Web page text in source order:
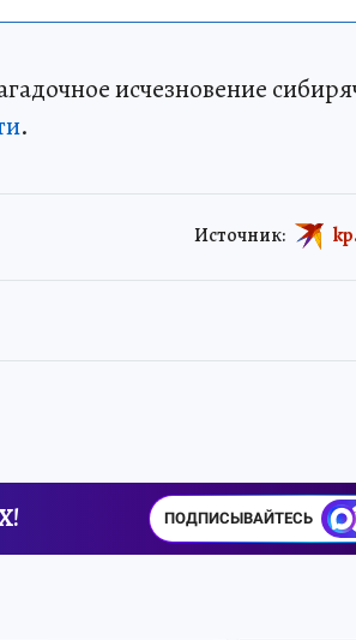
исчезновение
.
Источник:
ПОДПИСЫВАЙТЕСЬ